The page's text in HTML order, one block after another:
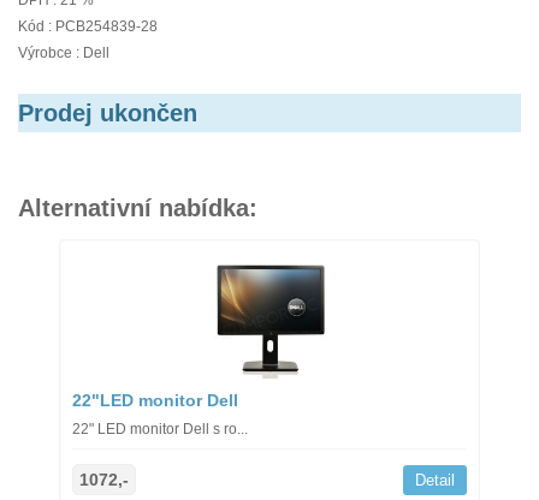
Kód : PCB254839-28
Výrobce : Dell
Prodej ukončen
Alternativní nabídka:
22"LED monitor Dell
22" LED monitor Dell s ro...
1072,- Detail